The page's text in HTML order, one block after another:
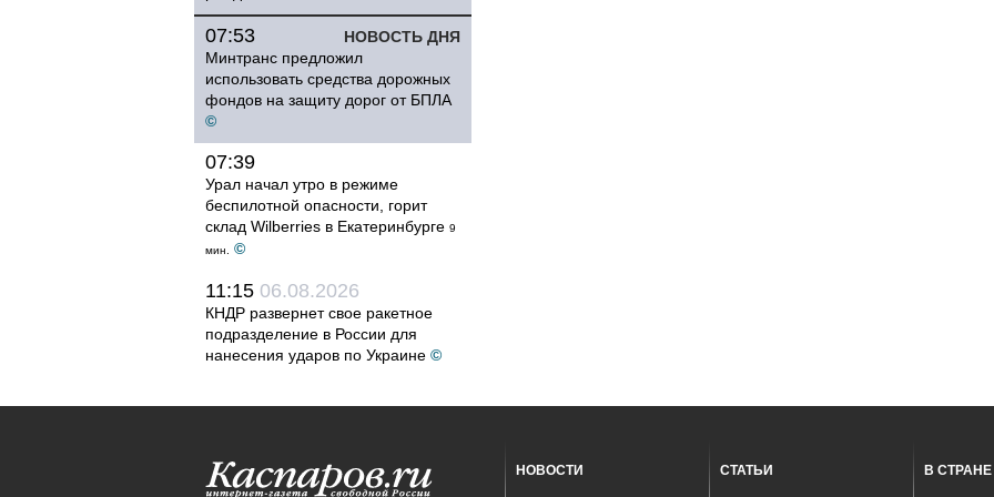
НОВОСТЬ ДНЯ
07:53
Минтранс предложил
использовать средства дорожных
фондов на защиту дорог от БПЛА
©
07:39
Урал начал утро в режиме
беспилотной опасности, горит
склад Wilberries в Екатеринбурге 9
мин.
©
11:15 06.08.2026
КНДР развернет свое ракетное
подразделение в России для
нанесения ударов по Украине ©
НОВОСТИ СТАТЬИ В СТРАНЕ